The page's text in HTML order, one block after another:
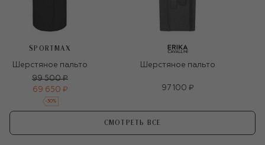
SPORTMAX
Шерстяное пальто
99 500 ₽
69 650 ₽
-30%
Шерстяное пальто
97 100 ₽
СМОТРЕТЬ ВСЕ